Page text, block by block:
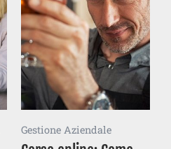
Gestione Aziendale